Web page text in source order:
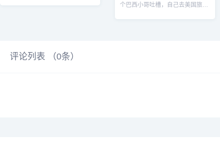
个巴西小哥吐槽，自己去美国旅
评论列表 （0条）